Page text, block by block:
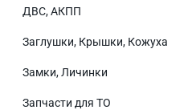
ДВС, АКПП
Заглушки, Крышки, Кожуха
Замки, Личинки
Запчасти для ТО